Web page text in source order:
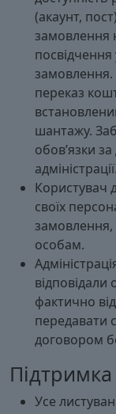
(акаунт,
замовлення
переказ
шантажу.
обов’язки
адміністрації.
Користувач
своїх
особам.
фактично
передавати
договором
Підтримка
Усе